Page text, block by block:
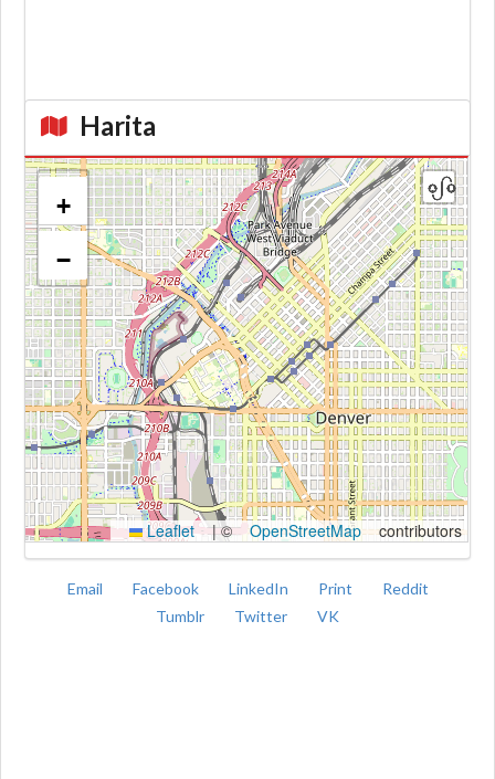
Harita
Kroki
+
−
Leaflet |© OpenStreetMap contributors
Email Facebook LinkedIn Print
Reddit
Tumblr
Twitter VK